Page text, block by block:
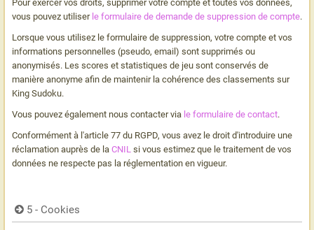
Pour exercer vos droits, supprimer votre compte et toutes vos données,
vous pouvez utiliser le formulaire de demande de suppression de compte.
Lorsque vous utilisez le formulaire de suppression, votre compte et vos
informations personnelles (pseudo, email) sont supprimés ou
anonymisés. Les scores et statistiques de jeu sont conservés de
manière anonyme afin de maintenir la cohérence des classements sur
King Sudoku.
Vous pouvez également nous contacter via le formulaire de contact.
Conformément à l'article 77 du RGPD, vous avez le droit d'introduire une
réclamation auprès de la CNIL si vous estimez que le traitement de vos
données ne respecte pas la réglementation en vigueur.
5 - Cookies